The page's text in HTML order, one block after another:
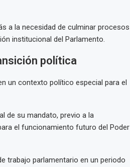
a la necesidad de culminar procesos
institucional del Parlamento.
política
un contexto político especial para el
de su mandato, previo a la
el funcionamiento futuro del Poder
trabajo parlamentario en un periodo